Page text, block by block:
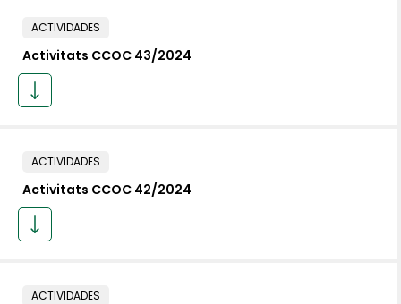
ACTIVIDADES
Activitats CCOC 43/2024
ACTIVIDADES
Activitats CCOC 42/2024
ACTIVIDADES